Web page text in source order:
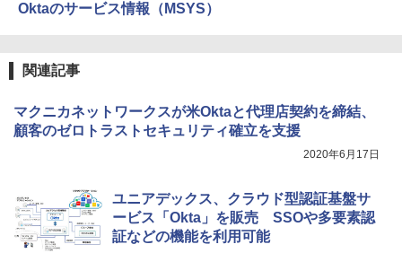
Oktaのサービス情報（MSYS）
関連記事
マクニカネットワークスが米Oktaと代理店契約を締結、
顧客のゼロトラストセキュリティ確立を支援
2020年6月17日
ユニアデックス、クラウド型認証基盤サ
ービス「Okta」を販売 SSOや多要素認
証などの機能を利用可能